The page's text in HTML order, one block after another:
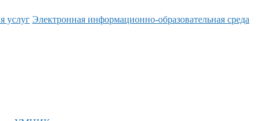
услуг Электронная информационно-образовательная среда